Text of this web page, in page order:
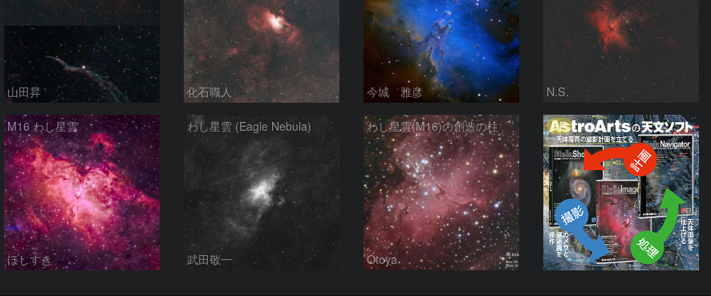
山田昇 化石職人 今城 雅彦 N.S.
M16 わし星雲
ほしすき
わし星雲 (Eagle Nebula)
武田敬一
わし星雲(M16)の創造の柱
Otoya
PR